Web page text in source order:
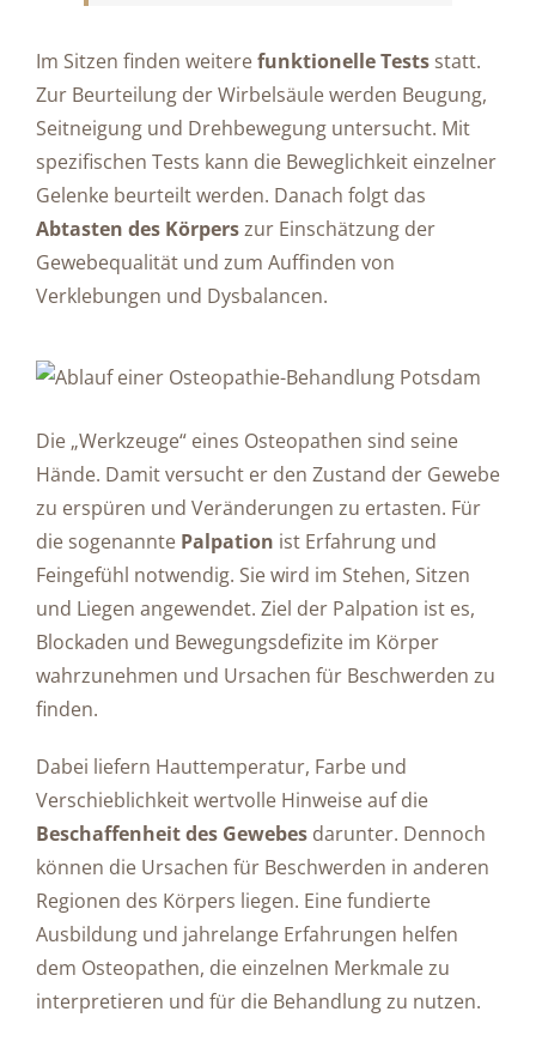
Im Sitzen finden weiterefunktionelle Tests statt.
Zur Beurteilung der Wirbelsäule werden Beugung,
Seitneigung und Drehbewegung untersucht. Mit
spezifischen Tests kann die Beweglichkeit einzelner
Gelenke beurteilt werden. Danach folgt das
Abtasten des Körperszur Einschätzung der
Gewebequalität und zum Auffinden von
Verklebungen und Dysbalancen.
Die „Werkzeuge“ eines Osteopathen sind seine
Hände. Damit versucht er den Zustand der Gewebe
zu erspüren und Veränderungen zu ertasten. Für
die sogenannte Palpation ist Erfahrung und
Feingefühl notwendig. Sie wird im Stehen, Sitzen
und Liegen angewendet. Ziel der Palpation ist es,
Blockaden und Bewegungsdefizite im Körper
wahrzunehmen und Ursachen für Beschwerden zu
finden.
Dabei liefern Hauttemperatur, Farbe und
Verschieblichkeit wertvolle Hinweise auf die
Beschaffenheit des Gewebes darunter. Dennoch
können die Ursachen für Beschwerden in anderen
Regionen des Körpers liegen. Eine fundierte
Ausbildung und jahrelange Erfahrungen helfen
dem Osteopathen, die einzelnen Merkmale zu
interpretieren und für die Behandlung zu nutzen.